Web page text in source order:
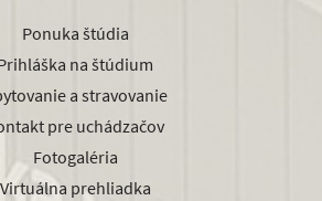
Ponuka štúdia
na štúdium
a stravovanie
pre uchádzačov
Fotogaléria
Virtuálna prehliadka